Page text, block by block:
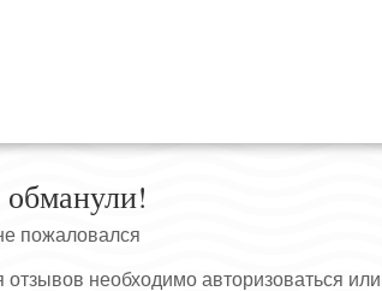
пожаловался
необходимо авторизоваться или